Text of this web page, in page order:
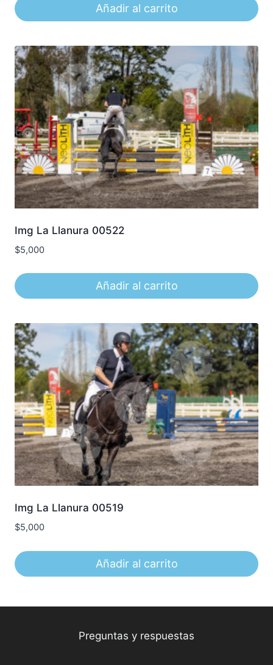
Añadir al carrito
Img La Llanura 00522
$5,000
Añadir al carrito
Img La Llanura 00519
$5,000
Añadir al carrito
Preguntas y respuestas